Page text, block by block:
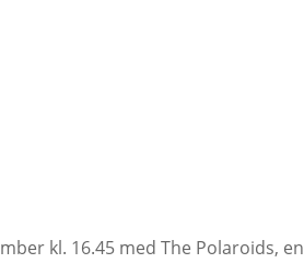
kl. 16.45 med The Polaroids, en